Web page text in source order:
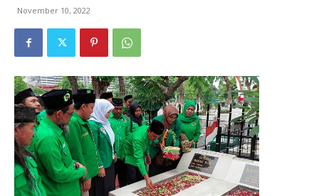
November 10, 2022